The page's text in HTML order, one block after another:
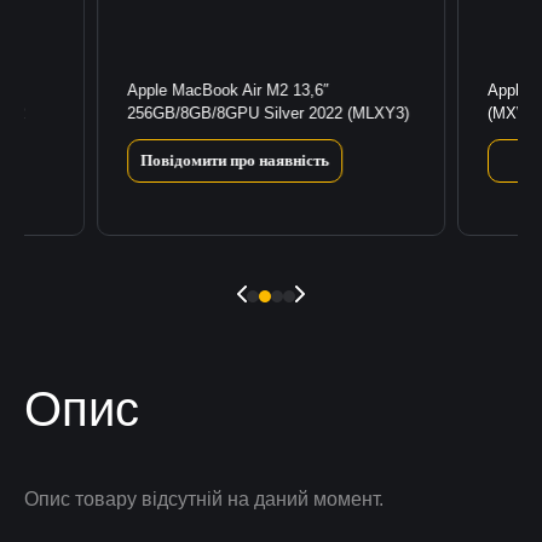
Apple MacBook Air M2 13,6″
256GB/8GB/8GPU Silver 2022 (MLXY3)
Повідомити про наявність
Apple
Опис
Опис товару відсутній на даний момент.